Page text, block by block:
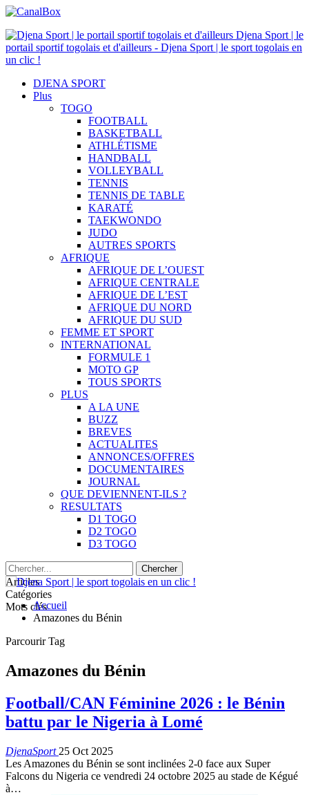
Djena Sport | le
portail sportif togolais et d'ailleurs - Djena Sport | le sport togolais en
un clic !
DJENA SPORT
Plus
TOGO
FOOTBALL
BASKETBALL
ATHLÉTISME
HANDBALL
VOLLEYBALL
TENNIS
TENNIS DE TABLE
KARATÉ
TAEKWONDO
JUDO
AUTRES SPORTS
AFRIQUE
AFRIQUE DE L’OUEST
AFRIQUE CENTRALE
AFRIQUE DE L’EST
AFRIQUE DU NORD
AFRIQUE DU SUD
FEMME ET SPORT
INTERNATIONAL
FORMULE 1
MOTO GP
TOUS SPORTS
PLUS
A LA UNE
BUZZ
BREVES
ACTUALITES
ANNONCES/OFFRES
DOCUMENTAIRES
JOURNAL
QUE DEVIENNENT-ILS ?
RESULTATS
D1 TOGO
D2 TOGO
D3 TOGO
Articles
Catégories
Mots clésAccueil
Amazones du Bénin
Parcourir Tag
Amazones du Bénin
Football/CAN Féminine 2026 : le Bénin
battu par le Nigeria à Lomé
DjenaSport 25 Oct 2025
Les Amazones du Bénin se sont inclinées 2-0 face aux Super
Falcons du Nigeria ce vendredi 24 octobre 2025 au stade de Kégué
à…